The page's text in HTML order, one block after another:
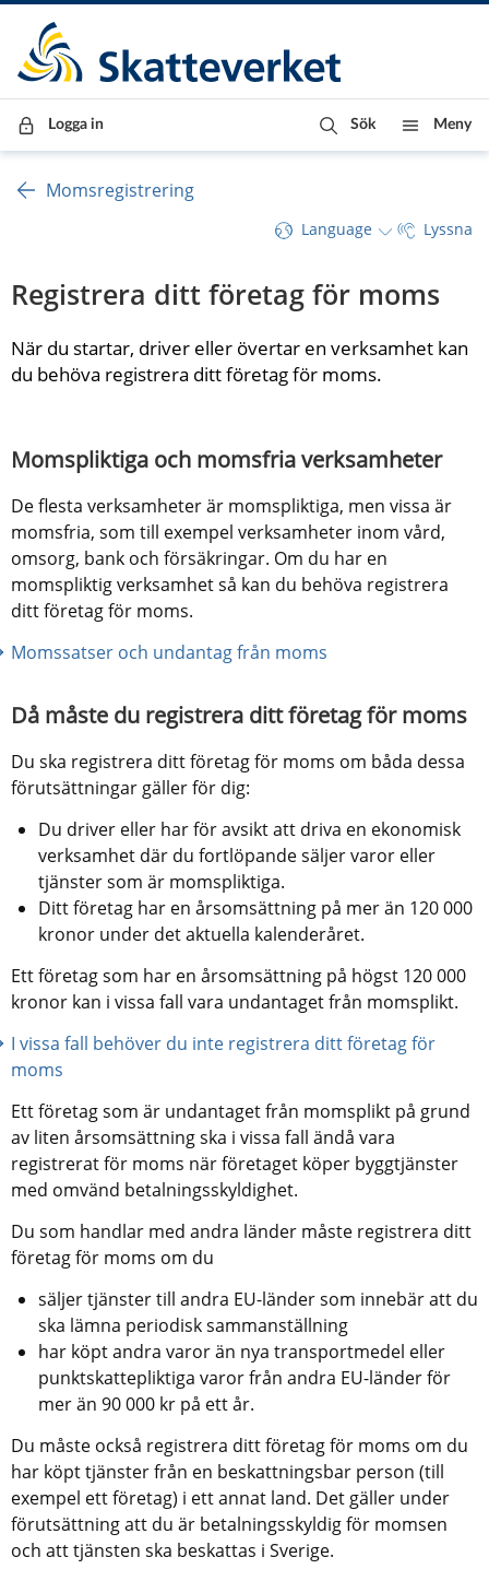
Till innehåll
Till navigationen
Till chattrobot
Logga in Sök Meny
Momsregistrering
Language Lyssna
Registrera ditt företag för moms
När du startar, driver eller övertar en verksamhet kan
du behöva registrera ditt företag för moms.
Momspliktiga och momsfria verksamheter
De flesta verksamheter är momspliktiga, men vissa är
momsfria, som till exempel verksamheter inom vård,
omsorg, bank och försäkringar. Om du har en
momspliktig verksamhet så kan du behöva registrera
ditt företag för moms.
Momssatser och undantag från moms
Då måste du registrera ditt företag för moms
Du ska registrera ditt företag för moms om båda dessa
förutsättningar gäller för dig:
Du driver eller har för avsikt att driva en ekonomisk
verksamhet där du fortlöpande säljer varor eller
tjänster som är momspliktiga.
Ditt företag har en årsomsättning på mer än 120 000
kronor under det aktuella kalenderåret.
Ett företag som har en årsomsättning på högst 120 000
kronor kan i vissa fall vara undantaget från momsplikt.
I vissa fall behöver du inte registrera ditt företag för
moms
Ett företag som är undantaget från momsplikt på grund
av liten årsomsättning ska i vissa fall ändå vara
registrerat för moms när företaget köper byggtjänster
med omvänd betalningsskyldighet.
Du som handlar med andra länder måste registrera ditt
företag för moms om du
säljer tjänster till andra EU-länder som innebär att du
ska lämna periodisk sammanställning
har köpt andra varor än nya transportmedel eller
punktskattepliktiga varor från andra EU-länder för
mer än 90 000 kr på ett år.
Du måste också registrera ditt företag för moms om du
har köpt tjänster från en beskattningsbar person (till
exempel ett företag) i ett annat land. Det gäller under
förutsättning att du är betalningsskyldig för momsen
och att tjänsten ska beskattas i Sverige.